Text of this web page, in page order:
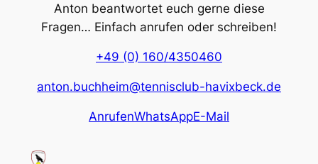
Anton beantwortet euch gerne diese
Fragen… Einfach anrufen oder schreiben!
+49 (0) 160/4350460
anton.buchheim@tennisclub-havixbeck.de
AnrufenWhatsAppE-Mail